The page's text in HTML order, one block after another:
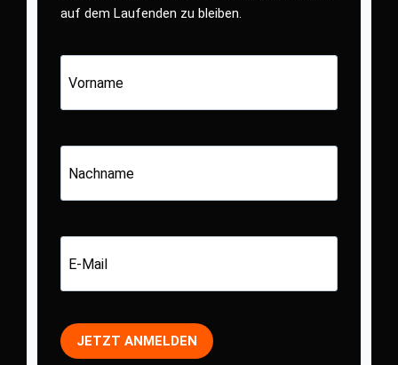
Aktuelle Ausgaben
Alle Themen
eco.mobil by Felix & Tom
auf dem Laufenden zu bleiben.
JETZT ANMELDEN